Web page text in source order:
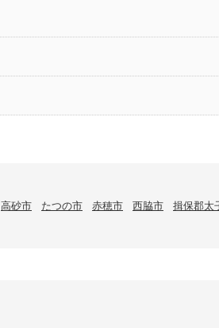
高砂市 たつの市 赤穂市 西脇市 揖保郡太